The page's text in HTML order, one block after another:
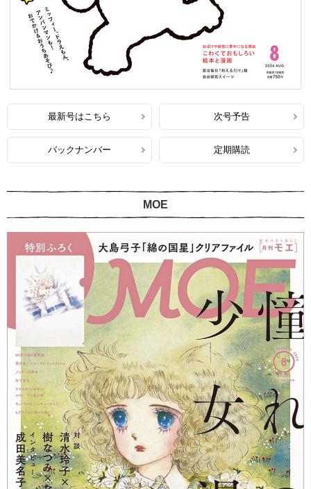
最新号はこちら 次号予告
バックナンバー 定期購読
MOE